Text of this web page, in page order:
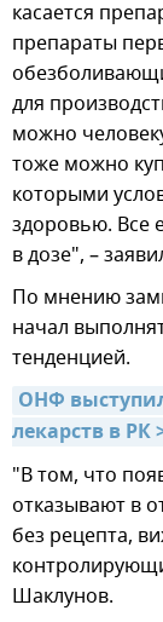
касается
препараты
для
можно
тоже можно
которыми
здоровью. Все
в дозе", –
По мнению
начал
тенденцией.
ОНФ
лекарств в РК
"В том, что
отказывают в
без рецепта,
Шаклунов.